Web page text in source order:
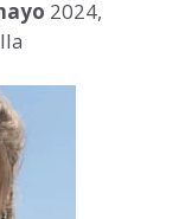
2024,